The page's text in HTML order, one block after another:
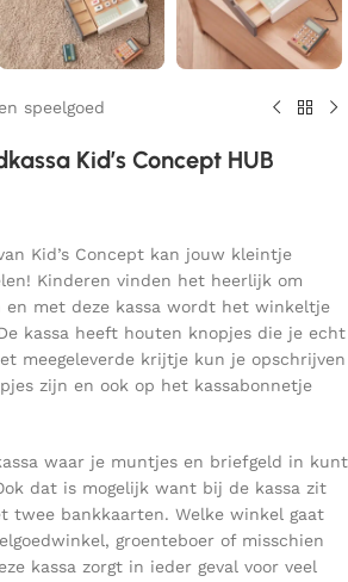
speelgoed
Kid’s Concept HUB
Kid’s Concept kan jouw kleintje
Kinderen vinden het heerlijk om
en met deze kassa wordt het winkeltje
kassa heeft houten knopjes die je echt
meegeleverde krijtje kun je opschrijven
zijn en ook op het kassabonnetje
waar je muntjes en briefgeld in kunt
dat is mogelijk want bij de kassa zit
twee bankkaarten. Welke winkel gaat
groenteboer of misschien
kassa zorgt in ieder geval voor veel